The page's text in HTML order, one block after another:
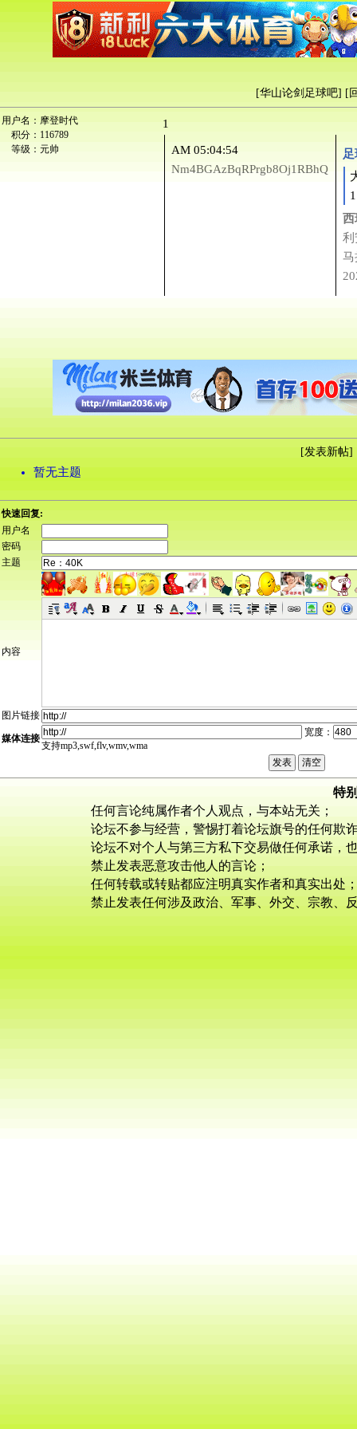
[华山论剑足球吧] [
用户名： 摩登时代
积分： 116789
等级： 元帅
1
AM 05:04:54
Nm4BGAzBqRPrgb8Oj1RBhQ
西
利
马
[发表新帖]
暂无主题
快速回复:
用户名
密码
主题
内容
图片链接
媒体连接
宽度：
支持mp3,swf,flv,wmv,wma
特
任何言论纯属作者个人观点，与本站无关；
论坛不参与经营，警惕打着论坛旗号的任何欺
论坛不对个人与第三方私下交易做任何承诺，
禁止发表恶意攻击他人的言论；
任何转载或转贴都应注明真实作者和真实出处
禁止发表任何涉及政治、军事、外交、宗教、